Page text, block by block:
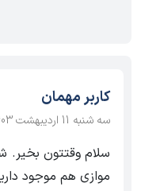
کاربر مهمان
سه شنبه 11 اردیبهشت 1403
سلام وقتتون
موازی هم موجود